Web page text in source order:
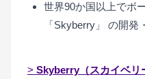
世界90か国以上でボ
「Skyberry」 の開発
> Skyberry（スカイベリ